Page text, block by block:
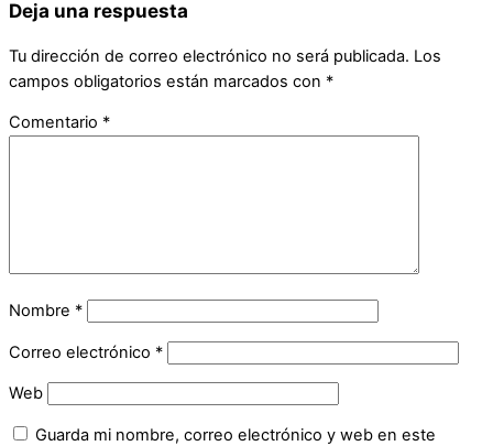
Deja una respuesta
Tu dirección de correo electrónico no será publicada. Los
campos obligatorios están marcados con *
Comentario *
Nombre *
Correo electrónico *
Web
Guarda mi nombre, correo electrónico y web en este